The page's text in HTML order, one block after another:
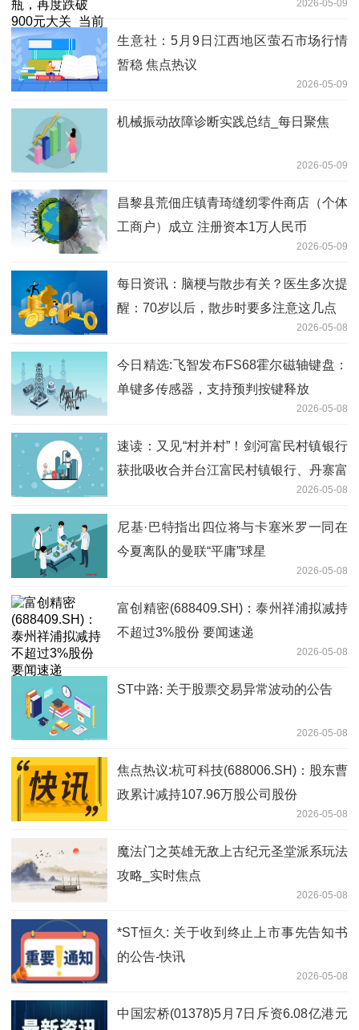
2026-05-09
生意社：5月9日江西地区萤石市场行情
暂稳 焦点热议
2026-05-09
机械振动故障诊断实践总结_每日聚焦
2026-05-09
昌黎县荒佃庄镇青琦缝纫零件商店（个体
工商户）成立 注册资本1万人民币
2026-05-09
每日资讯：脑梗与散步有关？医生多次提
醒：70岁以后，散步时要多注意这几点
2026-05-08
今日精选:飞智发布FS68霍尔磁轴键盘：
单键多传感器，支持预判按键释放
2026-05-08
速读：又见“村并村”！剑河富民村镇银行
获批吸收合并台江富民村镇银行、丹寨富
2026-05-08
尼基·巴特指出四位将与卡塞米罗一同在
今夏离队的曼联“平庸”球星
2026-05-08
富创精密(688409.SH)：泰州祥浦拟减持
不超过3%股份 要闻速递
2026-05-08
ST中路: 关于股票交易异常波动的公告
2026-05-08
焦点热议:杭可科技(688006.SH)：股东曹
政累计减持107.96万股公司股份
2026-05-08
魔法门之英雄无敌上古纪元圣堂派系玩法
攻略_实时焦点
2026-05-08
*ST恒久: 关于收到终止上市事先告知书
的公告-快讯
2026-05-08
中国宏桥(01378)5月7日斥资6.08亿港元